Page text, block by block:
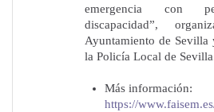
emergencia con
discapacidad”,
Ayuntamiento de Sevilla
la Policía Local de
Más información:
https://